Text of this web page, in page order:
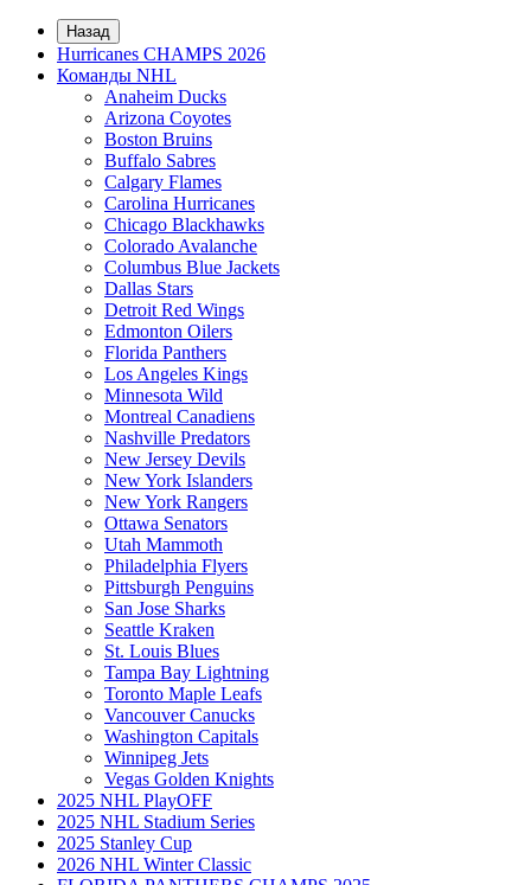
Назад
Hurricanes CHAMPS 2026
Команды NHL
Anaheim Ducks
Arizona Coyotes
Boston Bruins
Buffalo Sabres
Calgary Flames
Carolina Hurricanes
Chicago Blackhawks
Colorado Avalanche
Columbus Blue Jackets
Dallas Stars
Detroit Red Wings
Edmonton Oilers
Florida Panthers
Los Angeles Kings
Minnesota Wild
Montreal Canadiens
Nashville Predators
New Jersey Devils
New York Islanders
New York Rangers
Ottawa Senators
Utah Mammoth
Philadelphia Flyers
Pittsburgh Penguins
San Jose Sharks
Seattle Kraken
St. Louis Blues
Tampa Bay Lightning
Toronto Maple Leafs
Vancouver Canucks
Washington Capitals
Winnipeg Jets
Vegas Golden Knights
2025 NHL PlayOFF
2025 NHL Stadium Series
2025 Stanley Cup
2026 NHL Winter Classic